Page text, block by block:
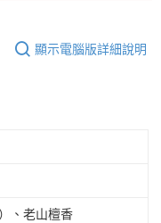
顯示電腦版詳細說明
、老山檀香